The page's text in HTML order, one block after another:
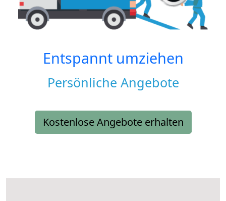
Entspannt umziehen
Persönliche Angebote
Kostenlose Angebote erhalten